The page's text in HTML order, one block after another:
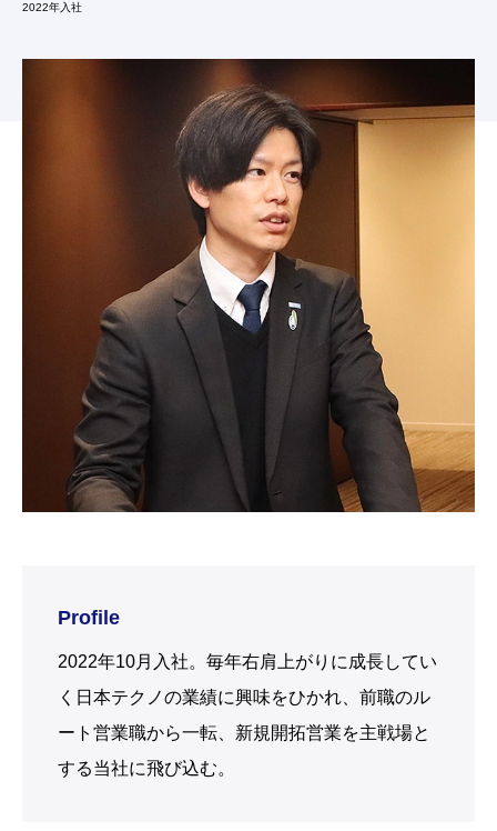
2022年入社
Profile
2022年10月入社。毎年右肩上がりに成長してい
く日本テクノの業績に興味をひかれ、前職のル
ート営業職から一転、新規開拓営業を主戦場と
する当社に飛び込む。